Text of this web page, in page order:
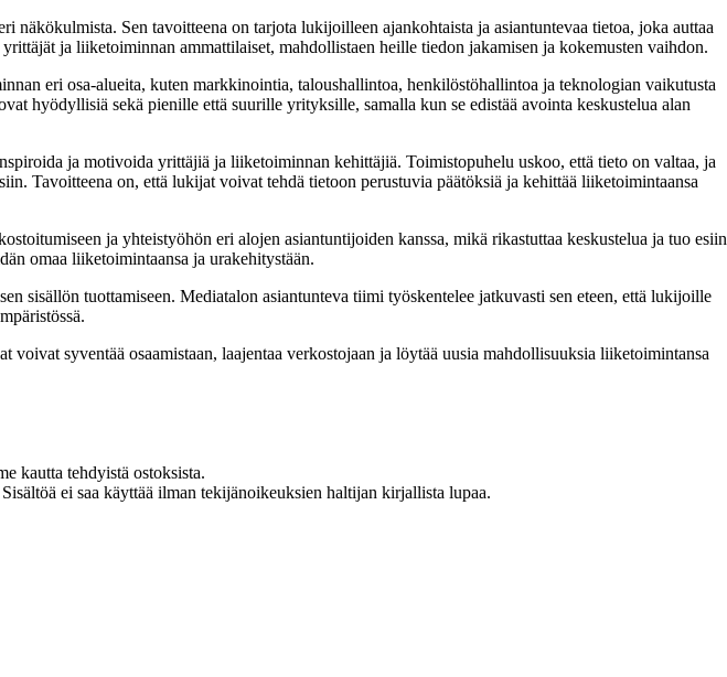
Sen tavoitteena on tarjota lukijoilleen ajankohtaista ja asiantuntevaa tietoa, joka auttaa
ja liiketoiminnan ammattilaiset, mahdollistaen heille tiedon jakamisen ja kokemusten vaihdon.
eri osa-alueita, kuten markkinointia, taloushallintoa, henkilöstöhallintoa ja teknologian vaikutusta
hyödyllisiä sekä pienille että suurille yrityksille, samalla kun se edistää avointa keskustelua alan
ja motivoida yrittäjiä ja liiketoiminnan kehittäjiä. Toimistopuhelu uskoo, että tieto on valtaa, ja
Tavoitteena on, että lukijat voivat tehdä tietoon perustuvia päätöksiä ja kehittää liiketoimintaansa
ja yhteistyöhön eri alojen asiantuntijoiden kanssa, mikä rikastuttaa keskustelua ja tuo esiin
omaa liiketoimintaansa ja urakehitystään.
sisällön tuottamiseen. Mediatalon asiantunteva tiimi työskentelee jatkuvasti sen eteen, että lukijoille
syventää osaamistaan, laajentaa verkostojaan ja löytää uusia mahdollisuuksia liiketoimintansa
kautta tehdyistä ostoksista.
ei saa käyttää ilman tekijänoikeuksien haltijan kirjallista lupaa.